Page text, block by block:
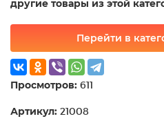
другие товары из этой
Перейти в
Просмотров: 611
Артикул: 21008